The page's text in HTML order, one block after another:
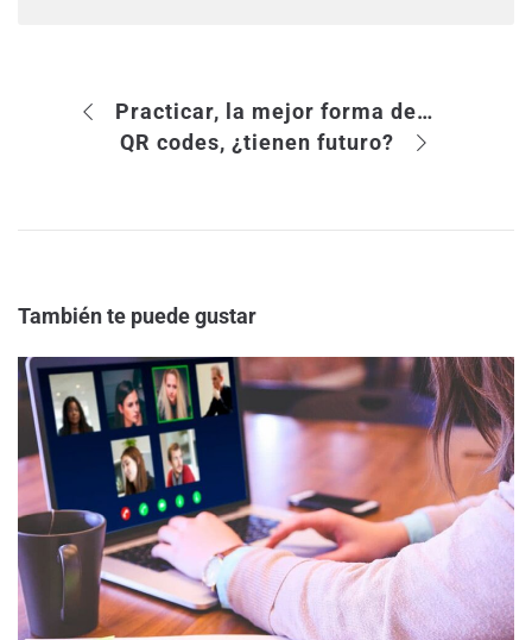
Practicar, la mejor forma de mejorar
QR codes, ¿tienen futuro?
También te puede gustar